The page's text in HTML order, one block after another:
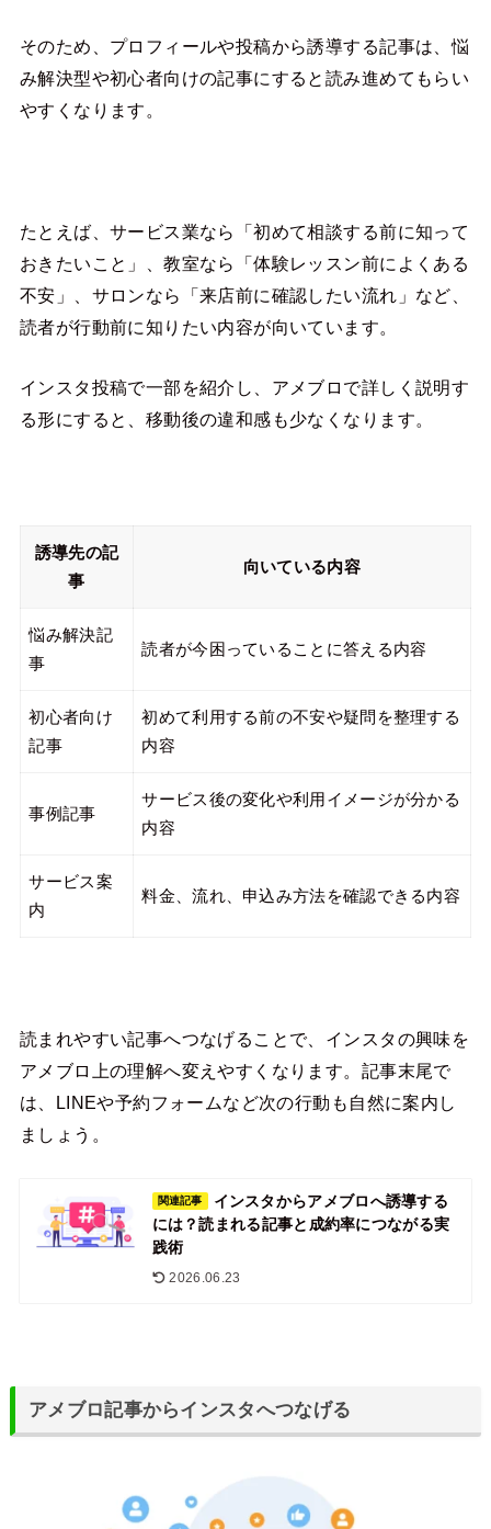
そのため、プロフィールや投稿から誘導する記事は、悩
み解決型や初心者向けの記事にすると読み進めてもらい
やすくなります。
たとえば、サービス業なら「初めて相談する前に知って
おきたいこと」、教室なら「体験レッスン前によくある
不安」、サロンなら「来店前に確認したい流れ」など、
読者が行動前に知りたい内容が向いています。
インスタ投稿で一部を紹介し、アメブロで詳しく説明す
る形にすると、移動後の違和感も少なくなります。
誘導先の記
事
向いている内容
悩み解決記
事
読者が今困っていることに答える内容
初心者向け
記事
初めて利用する前の不安や疑問を整理する
内容
事例記事
サービス後の変化や利用イメージが分かる
内容
サービス案
内
料金、流れ、申込み方法を確認できる内容
読まれやすい記事へつなげることで、インスタの興味を
アメブロ上の理解へ変えやすくなります。記事末尾で
は、LINEや予約フォームなど次の行動も自然に案内し
ましょう。
関連記事
インスタからアメブロへ誘導する
には？読まれる記事と成約率につながる実
践術
2026.06.23
アメブロ記事からインスタへつなげる